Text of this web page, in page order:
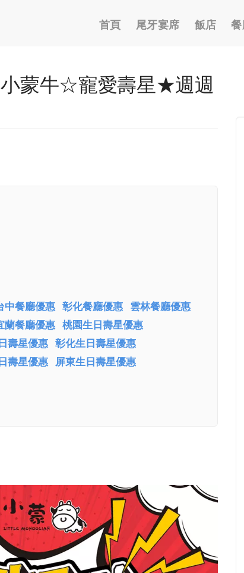
Main
navigation
首頁 尾牙宴席 飯店
蒙牛☆寵愛壽星★週週
中餐廳優惠 彰化餐廳優惠 雲林餐廳優惠
蘭餐廳優惠 桃園生日壽星優惠
壽星優惠 彰化生日壽星優惠
壽星優惠 屏東生日壽星優惠